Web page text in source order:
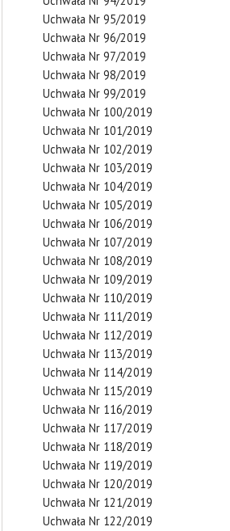
Uchwała Nr 95/2019
Uchwała Nr 96/2019
Uchwała Nr 97/2019
Uchwała Nr 98/2019
Uchwała Nr 99/2019
Uchwała Nr 100/2019
Uchwała Nr 101/2019
Uchwała Nr 102/2019
Uchwała Nr 103/2019
Uchwała Nr 104/2019
Uchwała Nr 105/2019
Uchwała Nr 106/2019
Uchwała Nr 107/2019
Uchwała Nr 108/2019
Uchwała Nr 109/2019
Uchwała Nr 110/2019
Uchwała Nr 111/2019
Uchwała Nr 112/2019
Uchwała Nr 113/2019
Uchwała Nr 114/2019
Uchwała Nr 115/2019
Uchwała Nr 116/2019
Uchwała Nr 117/2019
Uchwała Nr 118/2019
Uchwała Nr 119/2019
Uchwała Nr 120/2019
Uchwała Nr 121/2019
Uchwała Nr 122/2019